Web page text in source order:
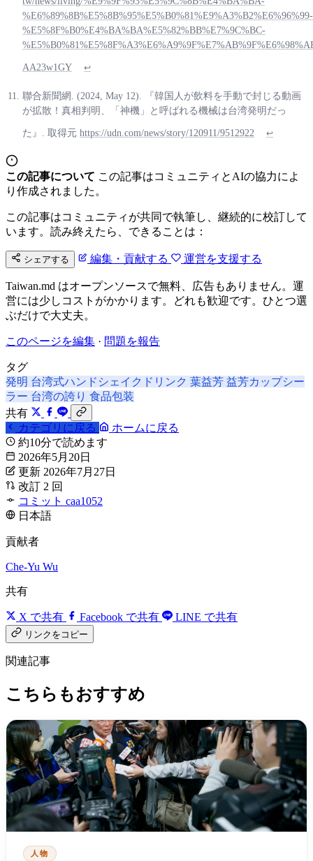
%E6%89%8B%E5%8B%95%E5%B0%81%E9%A3%B2%E6%96%99-
%E5%8F%B0%E4%BA%BA%E5%82%BB%E7%9C%BC-
AA23w1GY ↩
聯合新聞網. (2024, May 12). 『韓国人が飲料を手動で封じる動画
が拡散！真相判明、「神機」と呼ばれる機械は台湾発明だっ
た』. 取得元 https://udn.com/news/story/120911/9512922 ↩
この記事について この記事はコミュニティとAIの協力によ
り作成されました。
この記事はコミュニティが共同で執筆し、継続的に校訂して
います。読み終えたら、できることは：
シェアする 編集・貢献する 運営を支援する
Taiwan.md はオープンソースで無料、広告もありません。運
営には少しコストがかかります。どれも歓迎です。ひとつ選
ぶだけで大丈夫。
このページを編集 · 問題を報告
タグ
発明 台湾式ハンドシェイクドリンク 葉益芳 益芳カップシー
ラー 台湾の誇り 食品包装
共有
カテゴリに戻る
ホームに戻る
約10分で読めます
2026年5月20日
更新 2026年7月27日
改訂 2 回
コミット caa1052
日本語
貢献者
Che-Yu Wu
共有
X で共有 Facebook で共有 LINE で共有
リンクをコピー
関連記事
こちらもおすすめ
人物